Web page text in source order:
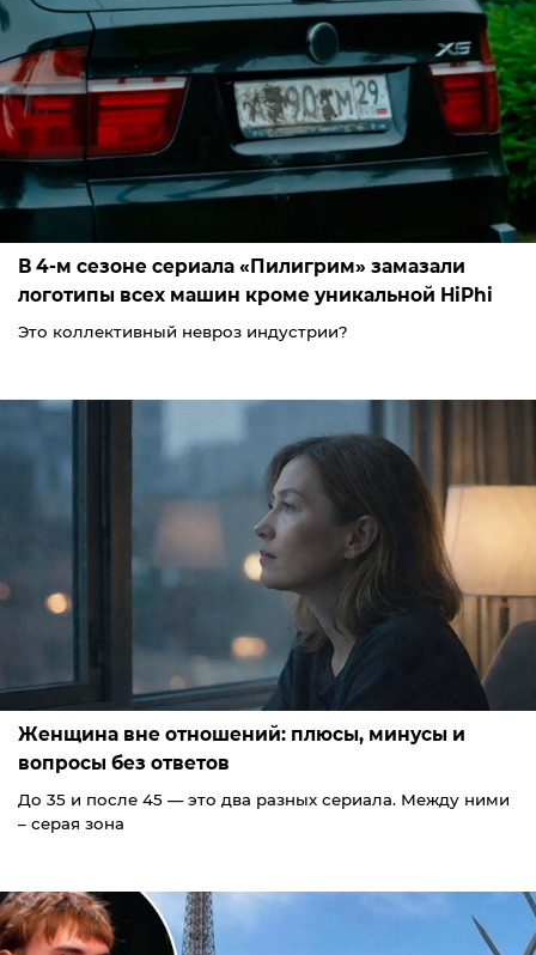
В 4-м сезоне сериала «Пилигрим» замазали
логотипы всех машин кроме уникальной HiPhi
Это коллективный невроз индустрии?
Женщина вне отношений: плюсы, минусы и
вопросы без ответов
До 35 и после 45 — это два разных сериала. Между ними
– серая зона